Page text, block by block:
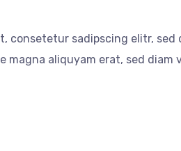
consetetur sadipscing elitr, sed
magna aliquyam erat, sed diam